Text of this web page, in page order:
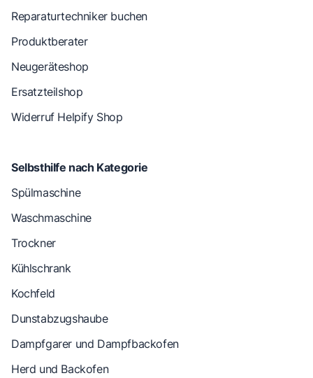
Reparaturtechniker buchen
Produktberater
Neugeräteshop
Ersatzteilshop
Widerruf Helpify Shop
Selbsthilfe nach Kategorie
Spülmaschine
Waschmaschine
Trockner
Kühlschrank
Kochfeld
Dunstabzugshaube
Dampfgarer und Dampfbackofen
Herd und Backofen